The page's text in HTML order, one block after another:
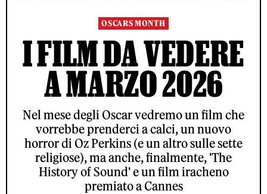
OSCARS MONTH
I FILM DA VEDERE
A MARZO 2026
Nel mese degli Oscar vedremo un film che
vorrebbe prenderci a calci, un nuovo
horror di Oz Perkins (e un altro sulle sette
religiose), ma anche, finalmente, 'The
History of Sound' e un film iracheno
premiato a Cannes